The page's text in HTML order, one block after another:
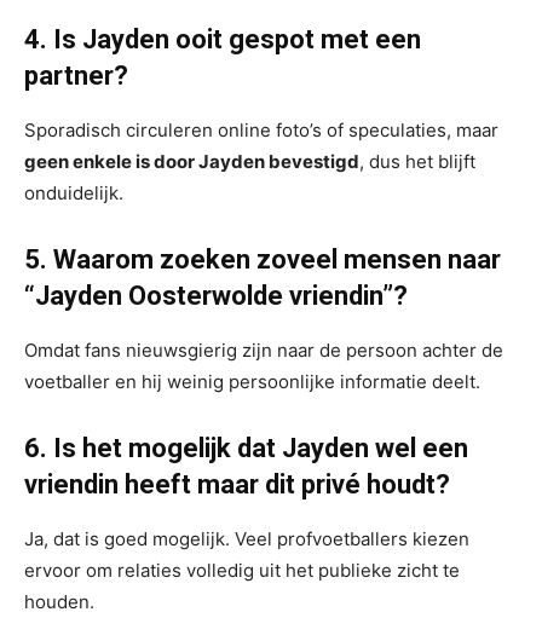
4. Is Jayden ooit gespot met een
partner?
Sporadisch circuleren online foto’s of speculaties, maar
geen enkele is door Jayden bevestigd, dus het blijft
onduidelijk.
5. Waarom zoeken zoveel mensen naar
“Jayden Oosterwolde vriendin”?
Omdat fans nieuwsgierig zijn naar de persoon achter de
voetballer en hij weinig persoonlijke informatie deelt.
6. Is het mogelijk dat Jayden wel een
vriendin heeft maar dit privé houdt?
Ja, dat is goed mogelijk. Veel profvoetballers kiezen
ervoor om relaties volledig uit het publieke zicht te
houden.